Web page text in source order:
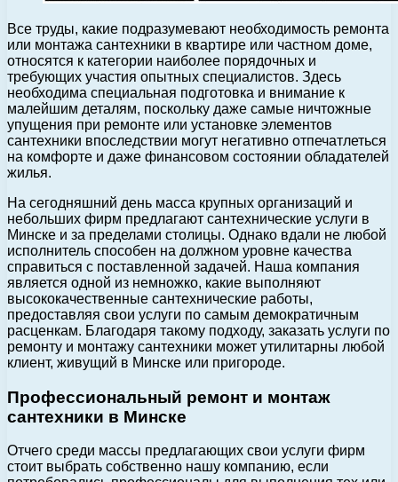
Все труды, какие подразумевают необходимость ремонта
или монтажа сантехники в квартире или частном доме,
относятся к категории наиболее порядочных и
требующих участия опытных специалистов. Здесь
необходима специальная подготовка и внимание к
малейшим деталям, поскольку даже самые ничтожные
упущения при ремонте или установке элементов
сантехники впоследствии могут негативно отпечатлеться
на комфорте и даже финансовом состоянии обладателей
жилья.
На сегодняшний день масса крупных организаций и
небольших фирм предлагают сантехнические услуги в
Минске и за пределами столицы. Однако вдали не любой
исполнитель способен на должном уровне качества
справиться с поставленной задачей. Наша компания
является одной из немножко, какие выполняют
высококачественные сантехнические работы,
предоставляя свои услуги по самым демократичным
расценкам. Благодаря такому подходу, заказать услуги по
ремонту и монтажу сантехники может утилитарны любой
клиент, живущий в Минске или пригороде.
Профессиональный ремонт и монтаж
сантехники в Минске
Отчего среди массы предлагающих свои услуги фирм
стоит выбрать собственно нашу компанию, если